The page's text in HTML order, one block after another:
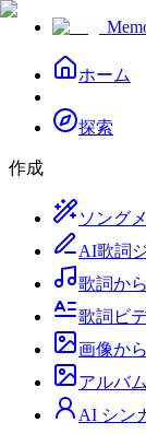
ホーム
探索
作成
ソング
AI歌詞
歌詞か
歌詞ビ
画像か
アルバ
AI シン